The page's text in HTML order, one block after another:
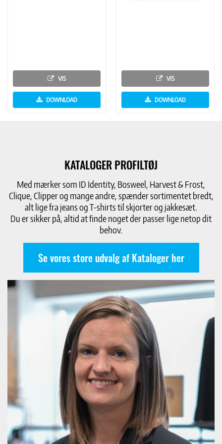
VIS
DOWNLOAD
VIS
DOWNLOAD
KATALOGER PROFILTØJ
Med mærker som ID Identity, Bosweel, Harvest & Frost,
Clique, Clipper og mange andre, spænder sortimentet bredt,
alt lige fra jeans og T-shirts til skjorter og jakkesæt.
Du er sikker på, altid at finde noget der passer lige netop dit
behov.
Se vores store udvalg af Kataloger her